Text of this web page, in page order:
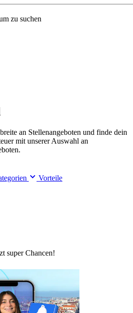
zu suchen
an Stellenangeboten und finde dein
mit unserer Auswahl an
Vorteile
super Chancen!